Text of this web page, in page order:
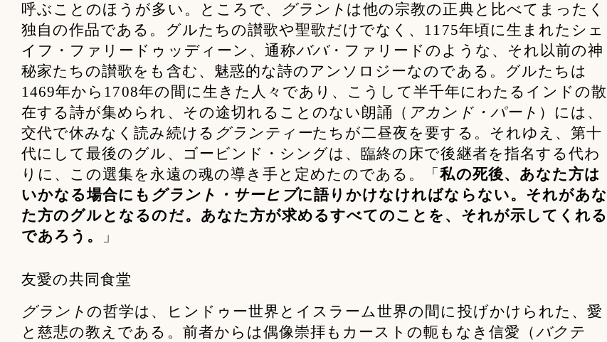
呼ぶことのほうが多い。ところで、
グラント は他の宗教の正典と比べてまったく
独自の作品である。グルたちの讃歌や聖歌だけでなく、1175年頃に生まれたシェ
イフ・ファリードゥッディーン、通称ババ・ファリードのような、それ以前の神
秘家たちの讃歌をも含む、魅惑的な詩のアンソロジーなのである。グルたちは
1469年から1708年の間に生きた人々であり、こうして半千年にわたるインドの散
在する詩が集められ、その途切れることのない朗誦（ アカンド・パート ）には、
交代で休みなく読み続ける グランティーたちが二昼夜を要する。それゆえ、第十
代にして最後のグル、ゴービンド・シングは、臨終の床で後継者を指名する代わ
りに、この選集を永遠の魂の導き手と定めたのである。「私の死後、あなた方は
いかなる場合にも グラント・サーヒブに語りかけなければならない。それがあな
た方のグルとなるのだ。あなた方が求めるすべてのことを、それが示してくれる
であろう。
」
友愛の共同食堂
グラントの哲学は、ヒンドゥー世界とイスラーム世界の間に投げかけられた、愛
と慈悲の教えである。前者からは偶像崇拝もカーストの軛もなき信愛（バクテ